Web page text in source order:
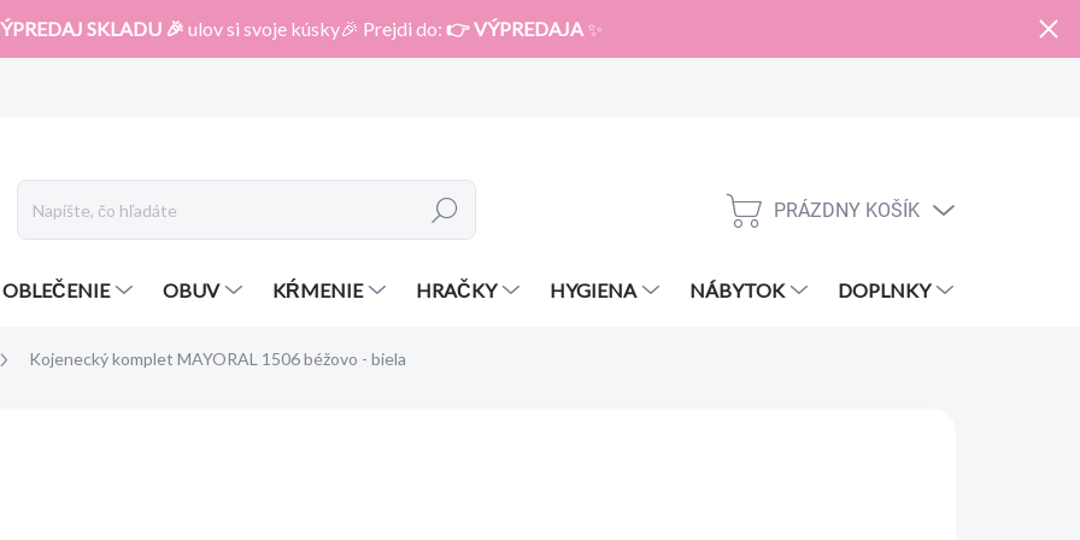
SKLADU 🎉 ulov si svoje kúsky🎉 Prejdi do: 👉 VÝPREDAJA ✨
Hľadať
NÁKUPNÝ
PRÁZDNY KOŠÍK
OBLEČENIE OBUV KŔMENIE HRAČKY HYGIENA NÁBYTOK DOPLNKY
Kojenecký komplet MAYORAL 1506 béžovo - biela